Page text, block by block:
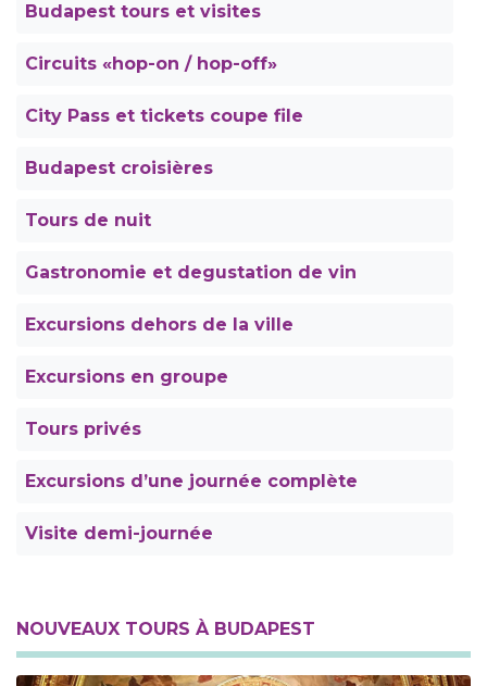
Budapest tours et visites
Circuits «hop-on / hop-off»
City Pass et tickets coupe file
Budapest croisières
Tours de nuit
Gastronomie et degustation de vin
Excursions dehors de la ville
Excursions en groupe
Tours privés
Excursions d’une journée complète
Visite demi-journée
NOUVEAUX TOURS À BUDAPEST